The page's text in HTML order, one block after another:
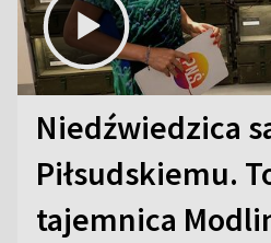
Niedźwiedzica
Piłsudskiemu.
tajemnica